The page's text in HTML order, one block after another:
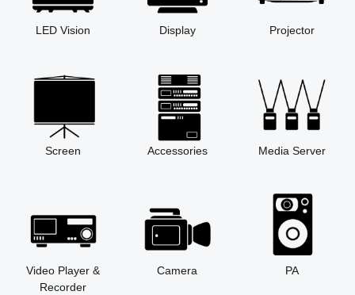
LED Vision Display Projector
Screen Accessories Media Server
Video Player &
Recorder
Camera PA